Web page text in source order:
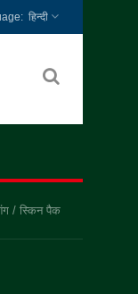
हिन्दी
/ स्किन पैक